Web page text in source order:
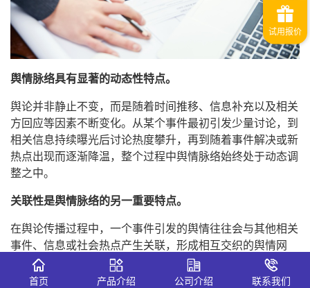
舆情脉络具有显著的动态性特点。
舆论并非静止不变，而是随着时间推移、信息补充以及相关
方回应等因素不断变化。从某个事件最初引发少量讨论，到
相关信息持续曝光后讨论热度攀升，再到随着事件解决或新
热点出现而逐渐降温，整个过程中舆情脉络始终处于动态调
整之中。
关联性是舆情脉络的另一重要特点。
在舆论传播过程中，一个事件引发的舆情往往会与其他相关
事件、信息或社会热点产生关联，形成相互交织的舆情网
络，而舆情脉络则清晰地展现出这种关联关系。某一领域的
事件舆情，可能会牵扯出同一行业内的其他企业问题，或者
首页 产品介绍 公司介绍 联系我们